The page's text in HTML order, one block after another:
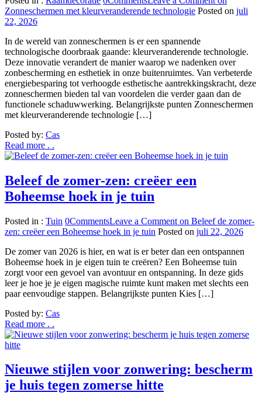
Zonneschermen met kleurveranderende technologie Posted on juli
22, 2026
In de wereld van zonneschermen is er een spannende
technologische doorbraak gaande: kleurveranderende technologie.
Deze innovatie verandert de manier waarop we nadenken over
zonbescherming en esthetiek in onze buitenruimtes. Van verbeterde
energiebesparing tot verhoogde esthetische aantrekkingskracht, deze
zonneschermen bieden tal van voordelen die verder gaan dan de
functionele schaduwwerking. Belangrijkste punten Zonneschermen
met kleurveranderende technologie […]
Posted by: Cas
Read more . .
Beleef de zomer-zen: creëer een
Boheemse hoek in je tuin
Posted in : Tuin 0CommentsLeave a Comment on Beleef de zomer-
zen: creëer een Boheemse hoek in je tuin Posted on juli 22, 2026
De zomer van 2026 is hier, en wat is er beter dan een ontspannen
Boheemse hoek in je eigen tuin te creëren? Een Boheemse tuin
zorgt voor een gevoel van avontuur en ontspanning. In deze gids
leer je hoe je je eigen magische ruimte kunt maken met slechts een
paar eenvoudige stappen. Belangrijkste punten Kies […]
Posted by: Cas
Read more . .
Nieuwe stijlen voor zonwering: bescherm
je huis tegen zomerse hitte